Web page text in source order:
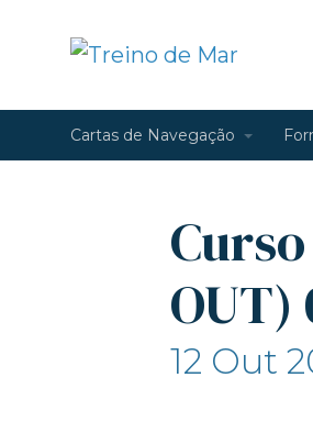
Cartas de Navegação
OUT)
12 Out